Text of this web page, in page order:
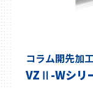
コラム開先加
VZⅡ-Wシリ